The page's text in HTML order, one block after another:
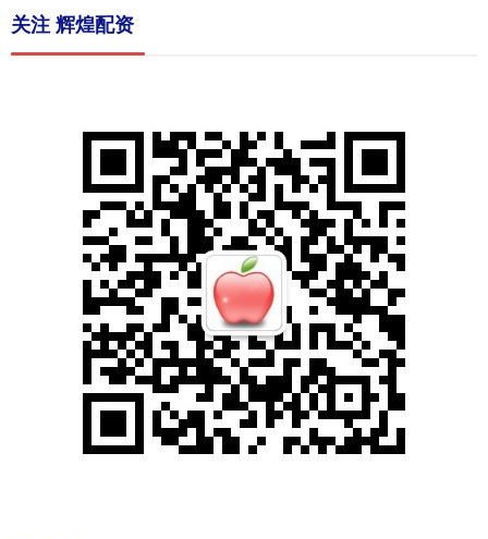
关注 辉煌配资